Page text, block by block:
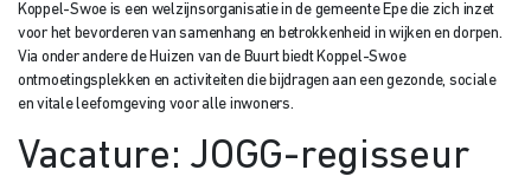
Koppel-Swoe is een welzijnsorganisatie in de gemeente Epe die zich inzet
voor het bevorderen van samenhang en betrokkenheid in wijken en dorpen.
Via onder andere de Huizen van de Buurt biedt Koppel-Swoe
ontmoetingsplekken en activiteiten die bijdragen aan een gezonde, sociale
en vitale leefomgeving voor alle inwoners.
Vacature: JOGG-regisseur